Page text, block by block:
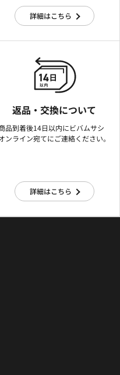
詳細はこちら
返品・交換について
品到着後14日以内にビバムサシ
ンライン宛てにご連絡ください。
詳細はこちら